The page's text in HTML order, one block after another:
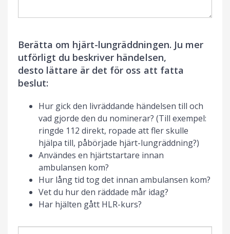
Berätta om hjärt-lungräddningen. Ju mer
utförligt du beskriver händelsen,
desto lättare är det för oss att fatta
beslut:
Hur gick den livräddande händelsen till och
vad gjorde den du nominerar? (Till exempel:
ringde 112 direkt, ropade att fler skulle
hjälpa till, påbörjade hjärt-lungräddning?)
Användes en hjärtstartare innan
ambulansen kom?
Hur lång tid tog det innan ambulansen kom?
Vet du hur den räddade mår idag?
Har hjälten gått HLR-kurs?